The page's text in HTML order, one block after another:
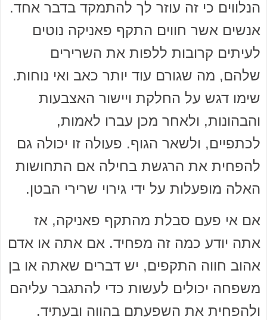
הנלווים כי זה עוזר לך להתמקד בדבר אחד.
אנשים אשר חווים התקף פאניקה נוטים
לעיתים קרובות ללפות את השרירים
שלהם, מה שגורם עוד יותר כאב ואי נוחות.
שימו דגש על החלקת ויישור האצבעות
והבהונות, ולאחר מכן עברו לאמות,
לכתפיים, ולשאר הגוף. פעולה זו יכולה גם
להפחית את הרגשת בחילה אם התחושות
האלה מופעלות על ידי גירוי ​​שרירי הבטן.
אם אי פעם סבלת מהתקף פאניקה, אז
אתה יודע כמה זה מפחיד. אם אתה או אדם
אהוב חווה התקפים, יש דברים שאתה או בן
משפחה יכולים לעשות כדי להתגבר עליהם
ולהפחית את השפעתם בהווה ובעתיד.